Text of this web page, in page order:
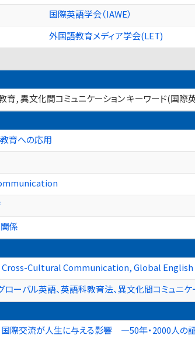
国際英語学会（IAWE）
外国語教育メディア学会(LET)
育, 異文化間コミュニケーション キーワード(国際
育への応用
係
Cross-Cultural Communication, Global English
ローバル英語、英語科教育法、異文化間コミュニケ
国際交流が人生に与える影響 ―50年・2000人の